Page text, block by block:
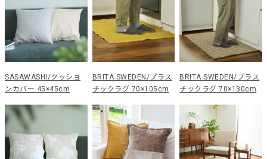
SASAWASHI/クッショ
ンカバー 45×45cm
BRITA SWEDEN/プラス
チックラグ 70×105cm
BRITA SWEDEN/プラス
チックラグ 70×130cm